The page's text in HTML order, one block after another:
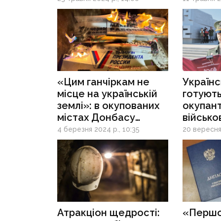
хто 10
днр»
«Цим ганчіркам не
місце на українській
землі»: в окупованих
містах Донбасу
чинять спротив
роспропаганді
4 березня 2024 р., 10:35
у
20
Атракціон щедрості: